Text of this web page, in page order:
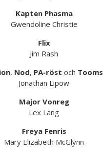
Kapten Phasma
Gwendoline Christie
Flix
Jim Rash
, Nod, PA-röst och Tooms
Jonathan Lipow
Major Vonreg
Lex Lang
Freya Fenris
Mary Elizabeth McGlynn